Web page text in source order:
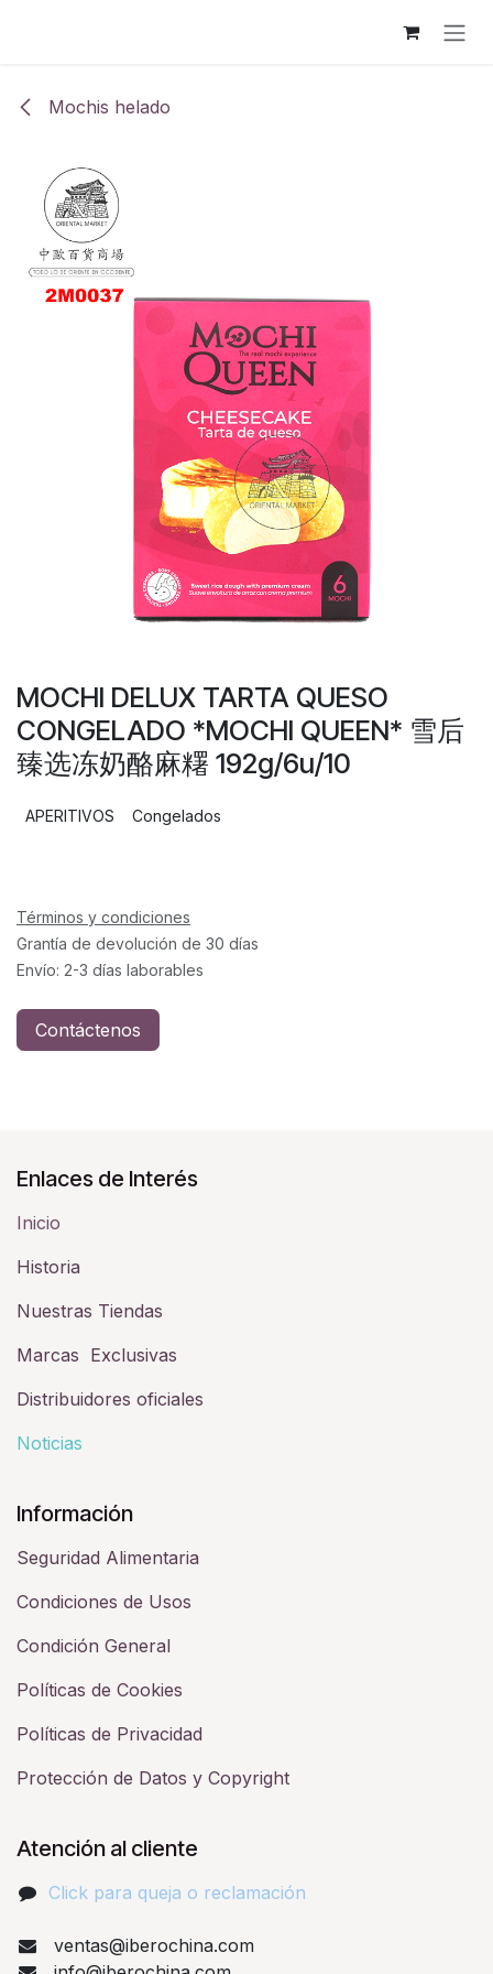
Mochis helado
MOCHI DELUX TARTA QUESO
CONGELADO *MOCHI QUEEN* 雪后
臻选冻奶酪麻糬 192g/6u/10
APERITIVOS Congelados
Términos y condiciones
Grantía de devolución de 30 días
Envío: 2-3 días laborables
Contáctenos
Enlaces de Interés
Inicio
Historia​
Nuestras Tiendas
Marcas Exclusivas
Distribuidores oficiales
Noticias
Información
Seguridad Alimentaria
Condiciones de Usos
Condición General
Políticas de Cookies
Políticas de Privacidad
Protección de Datos y Copyright
Atención al cliente
Click para queja o reclamación​
ventas@iberochina.com